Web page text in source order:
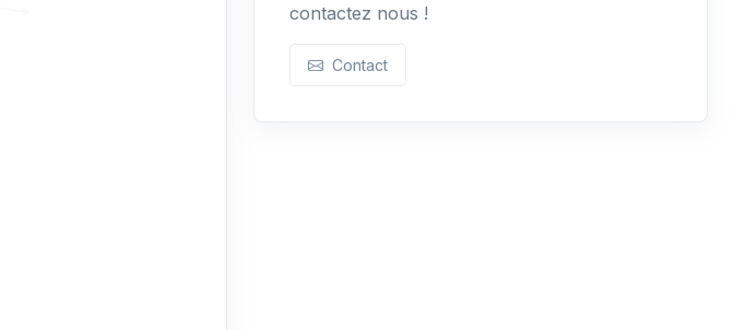
contactez nous !
Contact